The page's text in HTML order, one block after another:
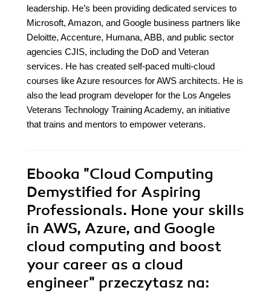
leadership. He’s been providing dedicated services to
Microsoft, Amazon, and Google business partners like
Deloitte, Accenture, Humana, ABB, and public sector
agencies CJIS, including the DoD and Veteran
services. He has created self-paced multi-cloud
courses like Azure resources for AWS architects. He is
also the lead program developer for the Los Angeles
Veterans Technology Training Academy, an initiative
that trains and mentors to empower veterans.
Ebooka "Cloud Computing
Demystified for Aspiring
Professionals. Hone your skills
in AWS, Azure, and Google
cloud computing and boost
your career as a cloud
engineer" przeczytasz na: